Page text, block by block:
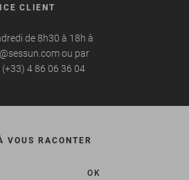
CLIENT
de 8h30 à 18h à
ou par
4 86 06 36 04
VOUS RACONTER
OK